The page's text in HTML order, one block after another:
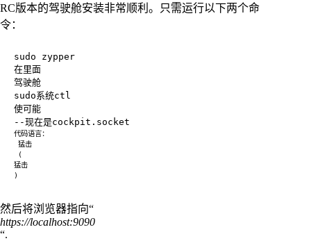
RC版本的驾驶舱安装非常顺利。只需运行以下两个命
令：
驾驶舱
然后将浏览器指向“
https://localhost:9090
“.